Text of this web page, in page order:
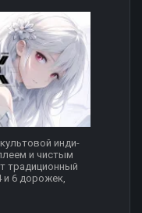
инди-
и чистым
традиционный
и 6 дорожек,